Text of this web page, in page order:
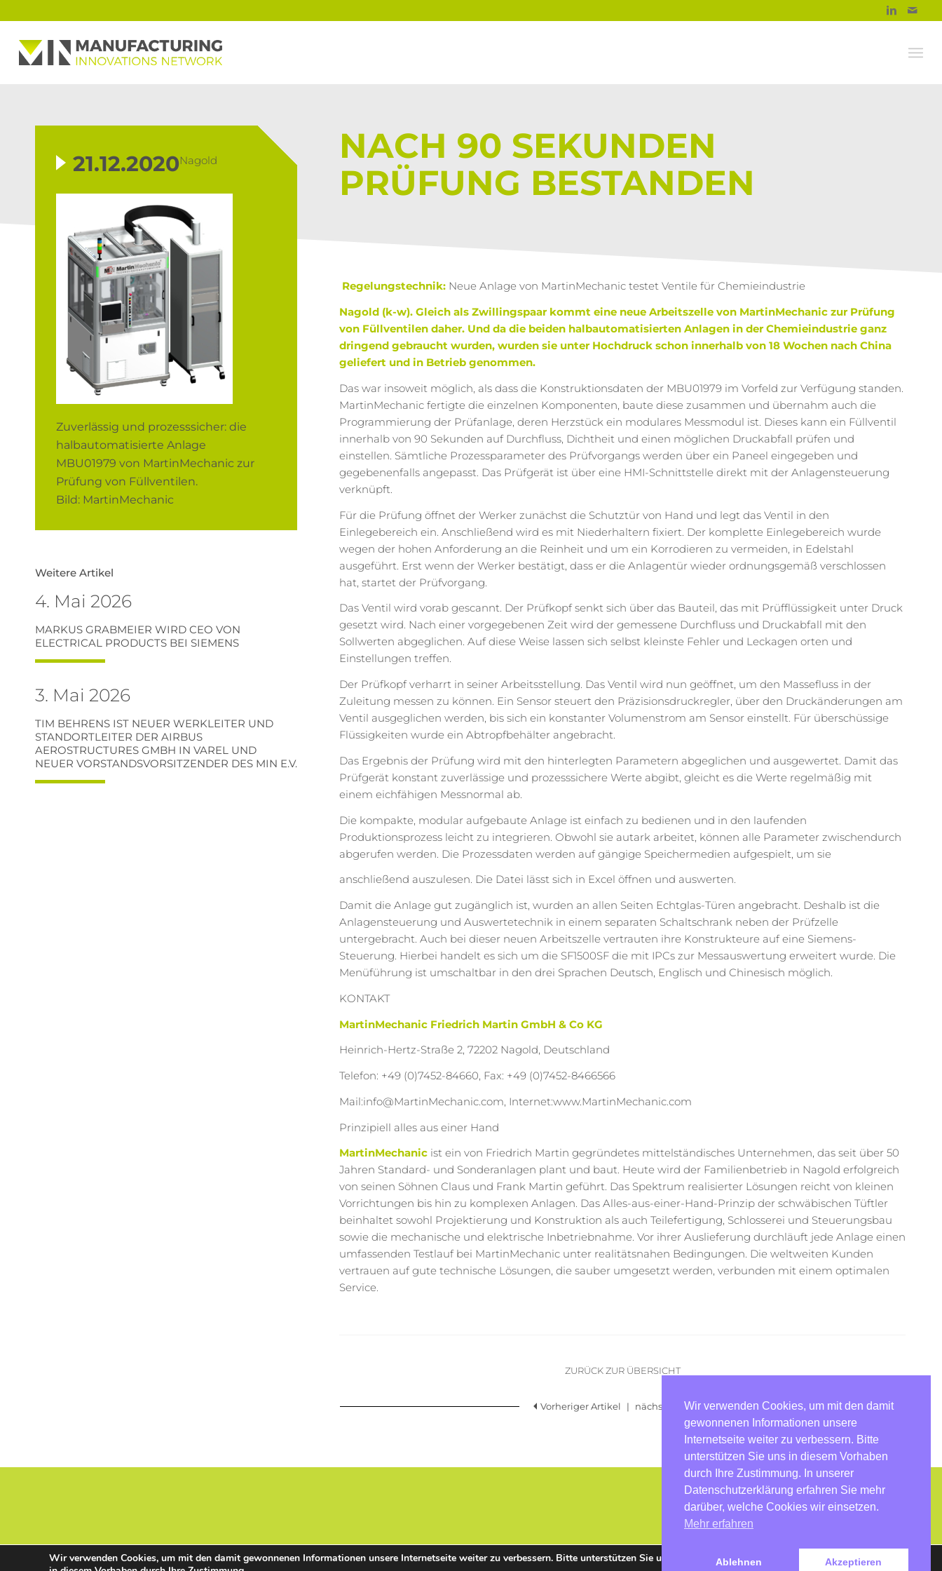
21.12.2020Nagold
Zuverlässig und prozesssicher: die
halbautomatisierte Anlage
MBU01979 von MartinMechanic zur
Prüfung von Füllventilen.
Bild: MartinMechanic
Weitere Artikel
4. Mai 2026
MARKUS GRABMEIER WIRD CEO VON
ELECTRICAL PRODUCTS BEI SIEMENS
3. Mai 2026
TIM BEHRENS IST NEUER WERKLEITER UND
STANDORTLEITER DER AIRBUS
AEROSTRUCTURES GMBH IN VAREL UND
NEUER VORSTANDSVORSITZENDER DES MIN E.V.
NACH 90 SEKUNDEN
PRÜFUNG BESTANDEN
Regelungstechnik: Neue Anlage von MartinMechanic testet Ventile für Chemieindustrie
Nagold (k-w). Gleich als Zwillingspaar kommt eine neue Arbeitszelle von MartinMechanic zur Prüfung
von Füllventilen daher. Und da die beiden halbautomatisierten Anlagen in der Chemieindustrie ganz
dringend gebraucht wurden, wurden sie unter Hochdruck schon innerhalb von 18 Wochen nach China
geliefert und in Betrieb genommen.
Das war insoweit möglich, als dass die Konstruktionsdaten der MBU01979 im Vorfeld zur Verfügung standen.
MartinMechanic fertigte die einzelnen Komponenten, baute diese zusammen und übernahm auch die
Programmierung der Prüfanlage, deren Herzstück ein modulares Messmodul ist. Dieses kann ein Füllventil
innerhalb von 90 Sekunden auf Durchfluss, Dichtheit und einen möglichen Druckabfall prüfen und
einstellen. Sämtliche Prozessparameter des Prüfvorgangs werden über ein Paneel eingegeben und
gegebenenfalls angepasst. Das Prüfgerät ist über eine HMI-Schnittstelle direkt mit der Anlagensteuerung
verknüpft.
Für die Prüfung öffnet der Werker zunächst die Schutztür von Hand und legt das Ventil in den
Einlegebereich ein. Anschließend wird es mit Niederhaltern fixiert. Der komplette Einlegebereich wurde
wegen der hohen Anforderung an die Reinheit und um ein Korrodieren zu vermeiden, in Edelstahl
ausgeführt. Erst wenn der Werker bestätigt, dass er die Anlagentür wieder ordnungsgemäß verschlossen
hat, startet der Prüfvorgang.
Das Ventil wird vorab gescannt. Der Prüfkopf senkt sich über das Bauteil, das mit Prüfflüssigkeit unter Druck
gesetzt wird. Nach einer vorgegebenen Zeit wird der gemessene Durchfluss und Druckabfall mit den
Sollwerten abgeglichen. Auf diese Weise lassen sich selbst kleinste Fehler und Leckagen orten und
Einstellungen treffen.
Der Prüfkopf verharrt in seiner Arbeitsstellung. Das Ventil wird nun geöffnet, um den Massefluss in der
Zuleitung messen zu können. Ein Sensor steuert den Präzisionsdruckregler, über den Druckänderungen am
Ventil ausgeglichen werden, bis sich ein konstanter Volumenstrom am Sensor einstellt. Für überschüssige
Flüssigkeiten wurde ein Abtropfbehälter angebracht.
Das Ergebnis der Prüfung wird mit den hinterlegten Parametern abgeglichen und ausgewertet. Damit das
Prüfgerät konstant zuverlässige und prozesssichere Werte abgibt, gleicht es die Werte regelmäßig mit
einem eichfähigen Messnormal ab.
Die kompakte, modular aufgebaute Anlage ist einfach zu bedienen und in den laufenden
Produktionsprozess leicht zu integrieren. Obwohl sie autark arbeitet, können alle Parameter zwischendurch
abgerufen werden. Die Prozessdaten werden auf gängige Speichermedien aufgespielt, um sie
anschließend auszulesen. Die Datei lässt sich in Excel öffnen und auswerten.
Damit die Anlage gut zugänglich ist, wurden an allen Seiten Echtglas-Türen angebracht. Deshalb ist die
Anlagensteuerung und Auswertetechnik in einem separaten Schaltschrank neben der Prüfzelle
untergebracht. Auch bei dieser neuen Arbeitszelle vertrauten ihre Konstrukteure auf eine Siemens-
Steuerung. Hierbei handelt es sich um die SF1500SF die mit IPCs zur Messauswertung erweitert wurde. Die
Menüführung ist umschaltbar in den drei Sprachen Deutsch, Englisch und Chinesisch möglich.
KONTAKT
MartinMechanic Friedrich Martin GmbH & Co KG
Heinrich-Hertz-Straße 2, 72202 Nagold, Deutschland
Telefon: +49 (0)7452-84660, Fax: +49 (0)7452-8466566
Mail:info@MartinMechanic.com, Internet:www.MartinMechanic.com
Prinzipiell alles aus einer Hand
MartinMechanic ist ein von Friedrich Martin gegründetes mittelständisches Unternehmen, das seit über 50
Jahren Standard- und Sonderanlagen plant und baut. Heute wird der Familienbetrieb in Nagold erfolgreich
von seinen Söhnen Claus und Frank Martin geführt. Das Spektrum realisierter Lösungen reicht von kleinen
Vorrichtungen bis hin zu komplexen Anlagen. Das Alles-aus-einer-Hand-Prinzip der schwäbischen Tüftler
beinhaltet sowohl Projektierung und Konstruktion als auch Teilefertigung, Schlosserei und Steuerungsbau
sowie die mechanische und elektrische Inbetriebnahme. Vor ihrer Auslieferung durchläuft jede Anlage einen
umfassenden Testlauf bei MartinMechanic unter realitätsnahen Bedingungen. Die weltweiten Kunden
vertrauen auf gute technische Lösungen, die sauber umgesetzt werden, verbunden mit einem optimalen
Service.
ZURÜCK ZUR ÜBERSICHT
Vorheriger Artikel | nächster Artikel
Wir verwenden Cookies, um mit den damit gewonnenen Informationen unsere Internetseite weiter zu verbessern. Bitte unterstützen Sie uns
Wir verwenden Cookies, um mit den damit
gewonnenen Informationen unsere
Internetseite weiter zu verbessern. Bitte
unterstützen Sie uns in diesem Vorhaben
durch Ihre Zustimmung. In unserer
Datenschutzerklärung erfahren Sie mehr
darüber, welche Cookies wir einsetzen.
Mehr erfahren
Ablehnen Akzeptieren